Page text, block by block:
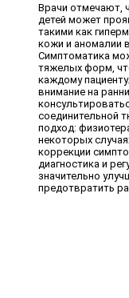
Врачи отмечают,
детей может
такими как
кожи и аномалии
Симптоматика
тяжелых форм,
каждому
внимание на
соединительной
подход:
некоторых
коррекции
диагностика и
значительно
предотвратить